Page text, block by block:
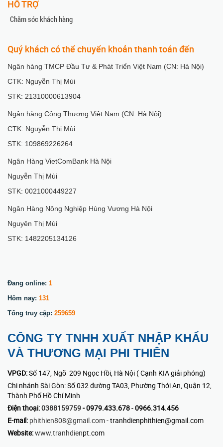
HỖ TRỢ
Chăm sóc khách hàng
Quý khách có thể chuyển khoản thanh toán đến
Ngân hàng TMCP Đầu Tư & Phát Triển Việt Nam (CN: Hà Nội)
CTK: Nguyễn Thị Mùi
STK: 21310000613904
Ngân hàng Công Thương Việt Nam (CN: Hà Nội)
CTK: Nguyễn Thị Mùi
STK: 109869226264
Ngân Hàng VietComBank Hà Nội
Nguyễn Thị Mùi
STK: 0021000449227
Ngân Hàng Nông Nghiệp Hùng Vương Hà Nội
Nguyên Thị Mùi
STK: 1482205134126
Đang online: 1
Hôm nay: 131
Tổng truy cập: 259659
CÔNG TY TNHH XUẤT NHẬP KHẨU
VÀ THƯƠNG MẠI PHI THIÊN
VPGD:Số 147, Ngõ 209 Ngọc Hồi, Hà Nội ( Cạnh KIA giải phóng)
Chi nhánh Sài Gòn: Số 032 đường TA03, Phường Thới An, Quận 12,
Thành Phố Hồ Chí Minh
Điện thoại:0388159759- 0979.433.678-0966.314.456
E-mail: phithien808@gmail.com- tranhdienphithien@gmail.com
Website:www.tranhdienpt.com